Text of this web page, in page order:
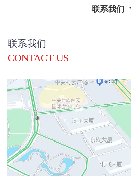
联系我们
联系我们
CONTACT US